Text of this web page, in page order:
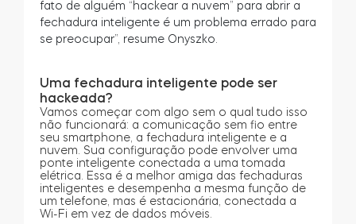
fato de alguém “hackear a nuvem” para abrir a
fechadura inteligente é um problema errado para
se preocupar”, resume Onyszko.
Uma fechadura inteligente pode ser
hackeada?
Vamos começar com algo sem o qual tudo isso
não funcionará: a comunicação sem fio entre
seu smartphone, a fechadura inteligente e a
nuvem. Sua configuração pode envolver uma
ponte inteligente conectada a uma tomada
elétrica. Essa é a melhor amiga das fechaduras
inteligentes e desempenha a mesma função de
um telefone, mas é estacionária, conectada a
Wi-Fi em vez de dados móveis.